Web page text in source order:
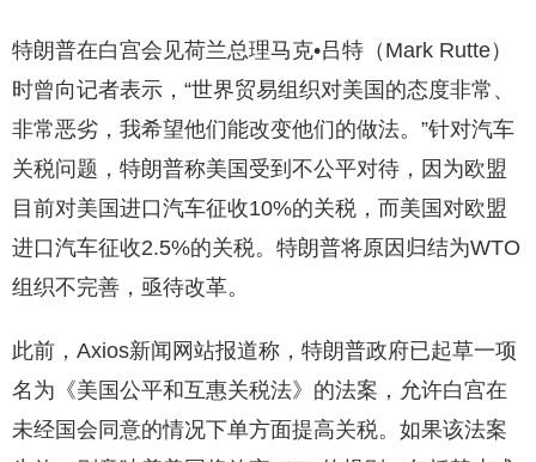
特朗普在白宫会见荷兰总理马克•吕特（Mark Rutte）
时曾向记者表示，“世界贸易组织对美国的态度非常、
非常恶劣，我希望他们能改变他们的做法。”针对汽车
关税问题，特朗普称美国受到不公平对待，因为欧盟
目前对美国进口汽车征收10%的关税，而美国对欧盟
进口汽车征收2.5%的关税。特朗普将原因归结为WTO
组织不完善，亟待改革。
此前，Axios新闻网站报道称，特朗普政府已起草一项
名为《美国公平和互惠关税法》的法案，允许白宫在
未经国会同意的情况下单方面提高关税。如果该法案